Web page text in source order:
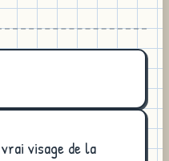
visage de la